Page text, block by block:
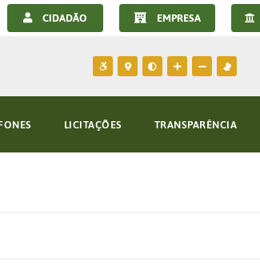
CIDADÃO EMPRESA
LICITAÇÕES TRANSPARÊNCIA